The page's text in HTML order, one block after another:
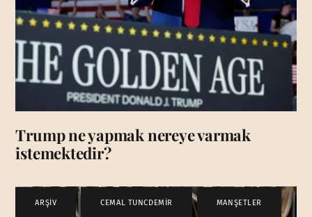
Trump ne yapmak nereye varmak
istemektedir?
ARŞİV CEMAL TUNCDEMİR , MANŞETLER